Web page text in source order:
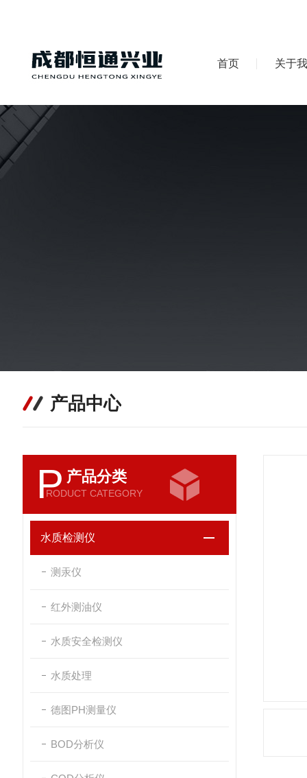
首页 关于
产品中心
P 产品分类
RODUCT CATEGORY
水质检测仪
测汞仪
红外测油仪
水质安全检测仪
水质处理
德图PH测量仪
BOD分析仪